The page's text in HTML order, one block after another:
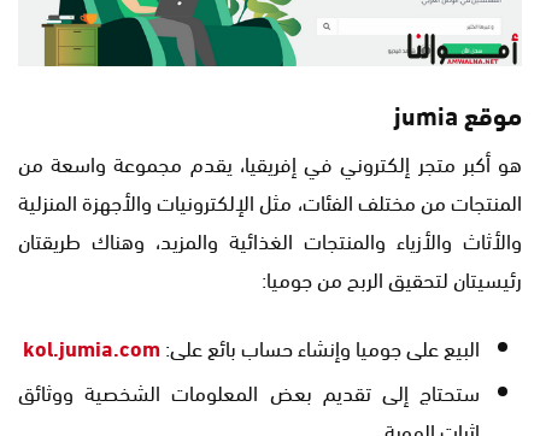
موقع jumia
هو أكبر متجر إلكتروني في إفريقيا، يقدم مجموعة واسعة من
المنتجات من مختلف الفئات، مثل الإلكترونيات والأجهزة المنزلية
والأثاث والأزياء والمنتجات الغذائية والمزيد، وهناك طريقتان
رئيسيتان لتحقيق الربح من جوميا:
البيع على جوميا وإنشاء حساب بائع على:kol.jumia.com
ستحتاج إلى تقديم بعض المعلومات الشخصية ووثائق